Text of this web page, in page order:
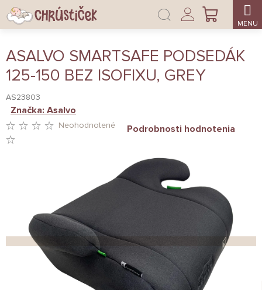
Prejsť
na
obsah
NÁKUPNÝ
Prihlásenie
ASALVO SMARTSAFE PODSEDÁK
125-150 BEZ ISOFIXU, GREY
AS23803
HVIEZDIČIEK.
Neohodnotené Podrobnosti hodnotenia
Značka: Asalvo